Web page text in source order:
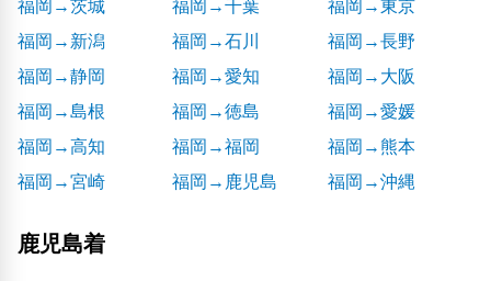
福岡→茨城
福岡→千葉
福岡→東京
福岡→新潟
福岡→石川
福岡→長野
福岡→静岡
福岡→愛知
福岡→大阪
福岡→島根
福岡→徳島
福岡→愛媛
福岡→高知
福岡→福岡
福岡→熊本
福岡→宮崎
福岡→鹿児島 福岡→沖縄
鹿児島着